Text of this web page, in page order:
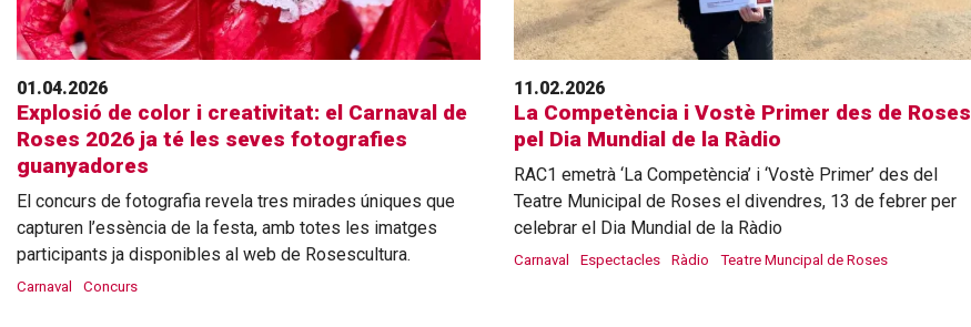
01.04.2026
Explosió de color i creativitat: el Carnaval de
Roses 2026 ja té les seves fotografies
guanyadores
El concurs de fotografia revela tres mirades úniques que
capturen l’essència de la festa, amb totes les imatges
participants ja disponibles al web de Rosescultura.
Carnaval Concurs
11.02.2026
La Competència i Vostè Primer des de Roses
pel Dia Mundial de la Ràdio
RAC1 emetrà ‘La Competència’ i ‘Vostè Primer’ des del
Teatre Municipal de Roses el divendres, 13 de febrer per
celebrar el Dia Mundial de la Ràdio
Carnaval Espectacles Ràdio Teatre Muncipal de Roses